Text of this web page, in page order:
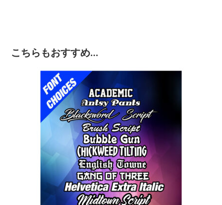
こちらもおすすめ…